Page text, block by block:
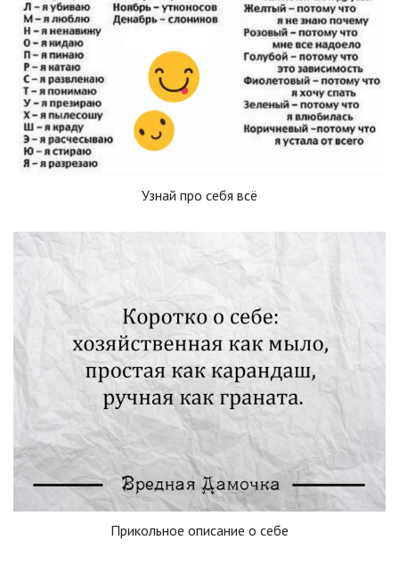
Узнай про себя всё
Прикольное описание о себе